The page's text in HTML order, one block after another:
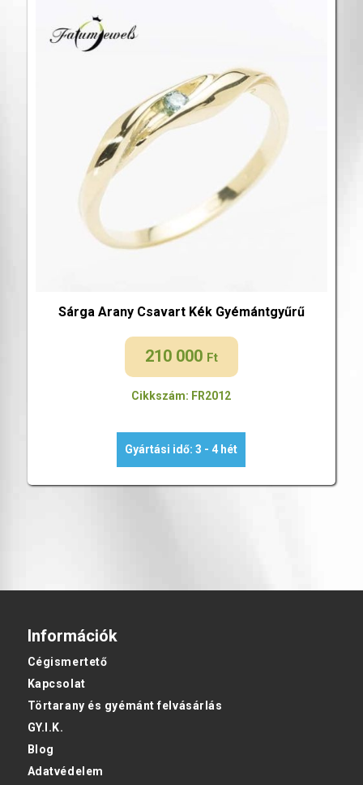
Sárga Arany Csavart Kék Gyémántgyűrű
210 000 Ft
Cikkszám: FR2012
Gyártási idő: 3 - 4 hét
Információk
Cégismertető
Kapcsolat
Törtarany és gyémánt felvásárlás
GY.I.K.
Blog
Adatvédelem